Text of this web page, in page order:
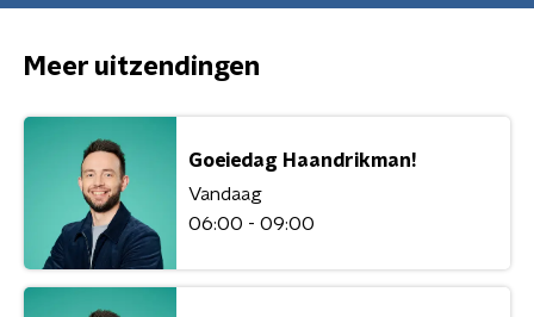
Meer uitzendingen
Goeiedag Haandrikman!
Vandaag
06:00 - 09:00